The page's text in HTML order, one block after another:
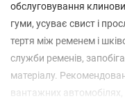
обслуговування
гуми, усуває свист і
тертя між ременем і
служби ременів,
матеріалу.
вантажних